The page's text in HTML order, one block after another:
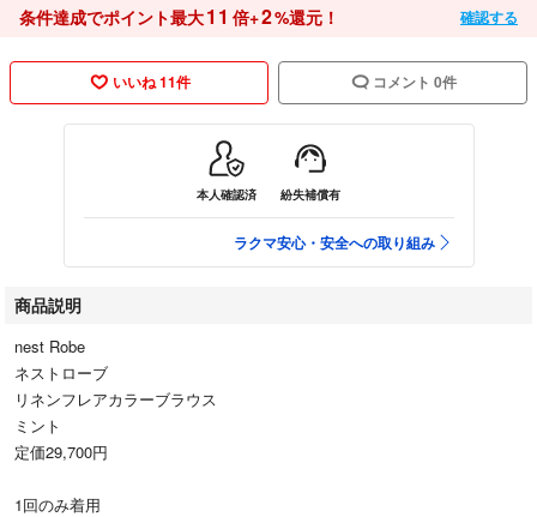
条件達成でポイント最大11 倍+2%還元！ 確認する
いいね 11件 コメント 0件
本人確認済 紛失補償有
ラクマ安心・安全への取り組み
商品説明
nest Robe
ネストローブ
リネンフレアカラーブラウス
ミント
定価29,700円
1回のみ着用